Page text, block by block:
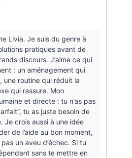
Livia. Je suis du genre à
pratiques avant de
discours. J’aime ce qui
: un aménagement qui
une routine qui réduit la
qui rassure. Mon
et directe : tu n’as pas
tu as juste besoin de
Je crois aussi à une idée
de l’aide au bon moment,
un aveu d’échec. Si tu
sans te mettre en